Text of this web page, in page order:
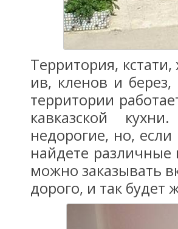
Территория,
ив, кленов и
территории
кавказской
недорогие, но,
найдете
можно заказывать
дорого, и так